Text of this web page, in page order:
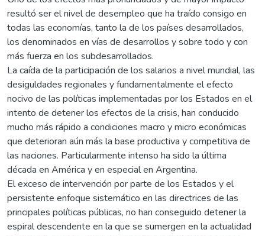
resultó ser el nivel de desempleo que ha traído consigo en
todas las economías, tanto la de los países desarrollados,
los denominados en vías de desarrollos y sobre todo y con
más fuerza en los subdesarrollados.
La caída de la participación de los salarios a nivel mundial, las
desiguldades regionales y fundamentalmente el efecto
nocivo de las políticas implementadas por los Estados en el
intento de detener los efectos de la crisis, han conducido
mucho más rápido a condiciones macro y micro económicas
que deterioran aún más la base productiva y competitiva de
las naciones. Particularmente intenso ha sido la última
década en América y en especial en Argentina.
El exceso de intervención por parte de los Estados y el
persistente enfoque sistemático en las directrices de las
principales políticas públicas, no han conseguido detener la
espiral descendente en la que se sumergen en la actualidad